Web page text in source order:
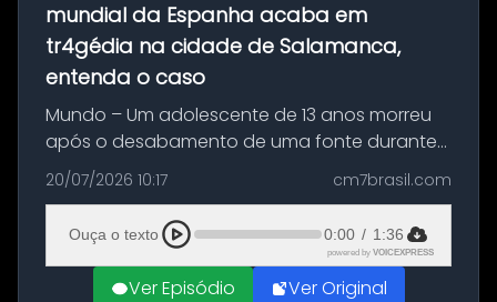
mundial da Espanha acaba em
tr4gédia na cidade de Salamanca,
entenda o caso
Mundo – Um adolescente de 13 anos morreu
após o desabamento de uma fonte durante
as comemorações pelo título da Copa do
Mundo conquistado pela Espanha, em
Ciudad Rodrigo, na província de Salamanca,
no...
20/07/2026 10:17 cm7brasil.com
Ouça o texto 0:00 / 1:36
powered by VOICEXPRESS
Ver Episódio Ver Original